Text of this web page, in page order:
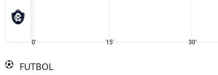
0' 15' 30'
FUTBOL